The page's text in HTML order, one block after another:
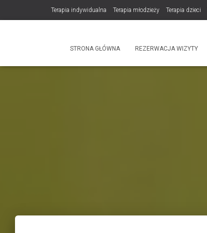
Terapia indywidualna Terapia młodzieży Terapia dzieci
ProduktySTRONA GŁÓWNA REZERWACJA WIZYTY